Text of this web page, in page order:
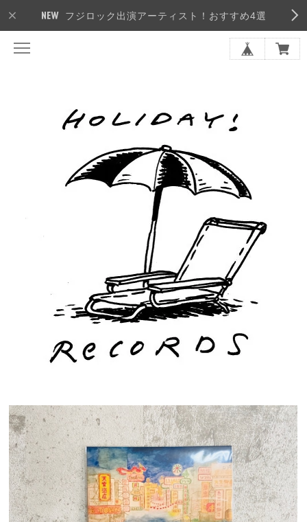
フジロック出演アーティスト！おすすめ4選